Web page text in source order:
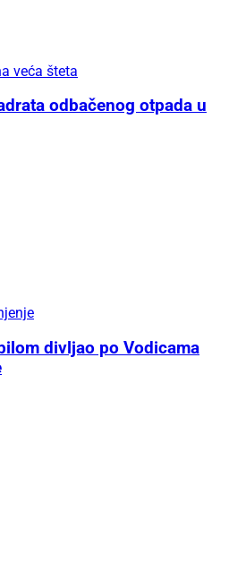
veća šteta
odbačenog otpada u
divljao po Vodicama